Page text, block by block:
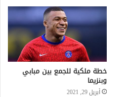
خطة ملكية للجمع بين مبابي
وبنزيما
أبريل 29, 2021